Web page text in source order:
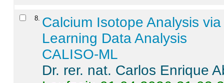
8 Calcium Isotope Analysis
Learning Data Analysis
CALISO-ML
Dr. rer. nat. Carlos Enrique